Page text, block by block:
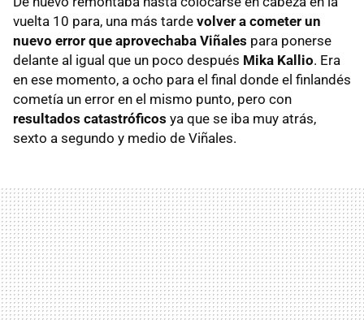
vuelta 10 para, una más tarde volver a cometer un
nuevo error que aprovechaba Viñales para ponerse
delante al igual que un poco después Mika Kallio. Era
en ese momento, a ocho para el final donde el finlandés
cometía un error en el mismo punto, pero con
resultados catastróficos ya que se iba muy atrás,
sexto a segundo y medio de Viñales.